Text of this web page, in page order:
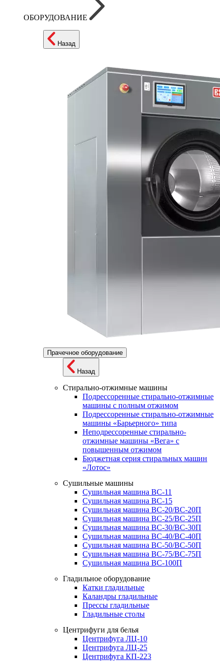
ОБОРУДОВАНИЕ
Назад
Прачечное оборудование
Назад
Стирально-отжимные машины
Подрессоренные стирально-отжимные
машины с полным отжимом
Подрессоренные стирально-отжимные
машины «Барьерного» типа
Неподрессоренные стирально-
отжимные машины «Вега» с
повышенным отжимом
Бюджетная серия стиральных машин
«Лотос»
Сушильные машины
Сушильная машина ВС-11
Сушильная машина ВС-15
Сушильная машина ВС-20/ВС-20П
Сушильная машина ВС-25/ВС-25П
Сушильная машина ВС-30/ВС-30П
Сушильная машина ВС-40/ВС-40П
Сушильная машина ВС-50/ВС-50П
Сушильная машина ВС-75/ВС-75П
Сушильная машина ВС-100П
Гладильное оборудование
Катки гладильные
Каландры гладильные
Прессы гладильные
Гладильные столы
Центрифуги для белья
Центрифуга ЛЦ-10
Центрифуга ЛЦ-25
Центрифуга КП-223